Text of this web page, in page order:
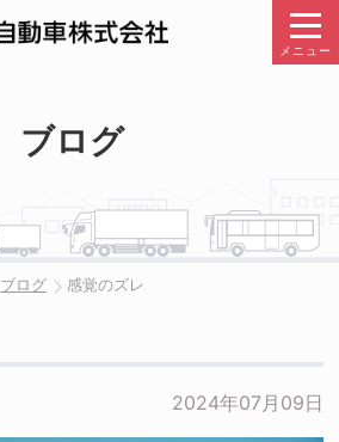
メニュー
ブログ
ブログ 感覚のズレ
2024年07月09日